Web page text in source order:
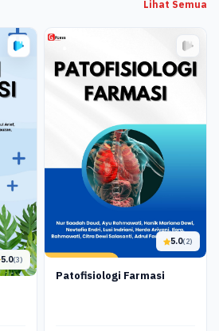
Lihat Semua
5.0(3)
5.0(2)
Patofisiologi Farmasi